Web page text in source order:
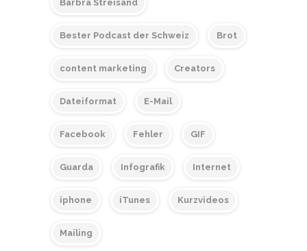
Barbra Streisand
Bester Podcast der Schweiz Brot
content marketing Creators
Dateiformat E-Mail
Facebook Fehler GIF
Guarda Infografik Internet
iphone iTunes Kurzvideos
Mailing